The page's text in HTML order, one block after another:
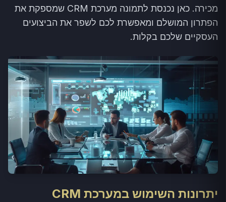
מכירה. כאן נכנסת לתמונה מערכת CRM שמספקת את
הפתרון המושלם ומאפשרת לכם לשפר את הביצועים
העסקיים שלכם בקלות.
יתרונות השימוש במערכת CRM